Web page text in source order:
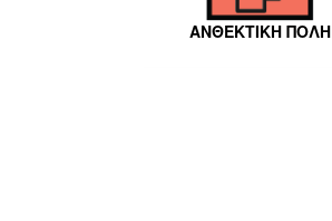
ΑΝΘΕΚΤΙΚΗ ΠΟΛΗ